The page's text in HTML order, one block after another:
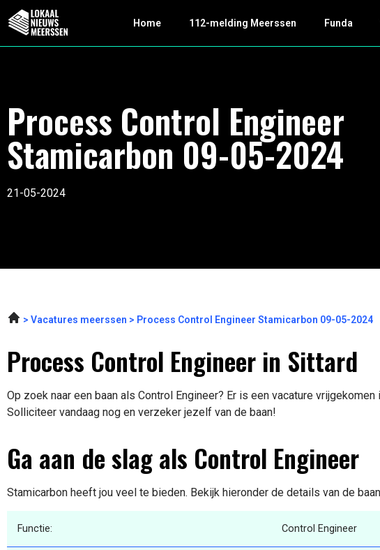
Home 112-melding Meerssen Funda
Process Control Engineer
Stamicarbon 09-05-2024
21-05-2024
Vacatures meerssen Process Control Engineer Stamicarbon 09-05-2024
Process Control Engineer in Sittard
Op zoek naar een baan als Control Engineer? Er is een vacature vrijgekomen
Solliciteer vandaag nog en verzeker jezelf van de baan!
Ga aan de slag als Control Engineer
Stamicarbon heeft jou veel te bieden. Bekijk hieronder de details van de baan
Functie: Control Engineer